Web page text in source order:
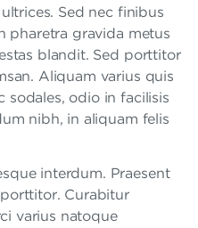
Sed nec finibus
pharetra gravida metus
blandit. Sed porttitor
Aliquam varius quis
sodales, odio in facilisis
nibh, in aliquam felis
interdum. Praesent
Curabitur
varius natoque